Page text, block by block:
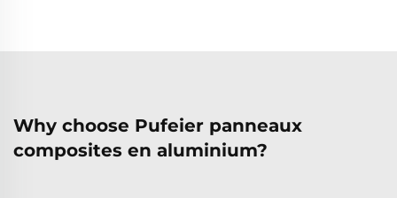
Why choose Pufeier panneaux
composites en aluminium?